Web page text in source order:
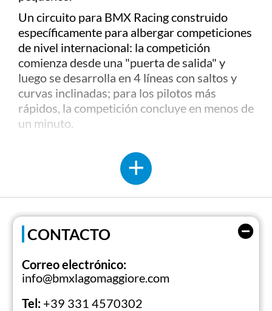
Un circuito para BMX Racing construido
específicamente para albergar competiciones
de nivel internacional: la competición
comienza desde una "puerta de salida" y
luego se desarrolla en 4 líneas con saltos y
curvas inclinadas; para los pilotos más
rápidos, la competición concluye en menos de
un minuto.
track, utilizada por todos, tanto expertos
como principiantes, ideal para familiarizarse
con la bicicleta, pero también para recorrerla
No solo BMX, sino también una serie de
servicios dedicados a todos, como alquiler de
bicicletas, cascos y protecciones, bares,
restaurantes y mucho más, incluida la
posibilidad de reservar una parcela a pocos
pasos del lago o un alojamiento cómodo en
CONTACTO
Correo electrónico:
info@bmxlagomaggiore.com
Tel: +39 331 4570302